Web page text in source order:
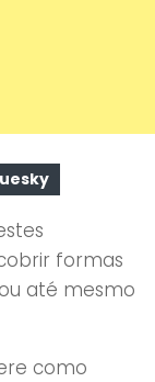
formas
até mesmo
como